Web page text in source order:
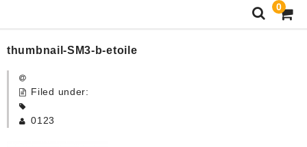
0
HOME
卒園記念品
thumbnail-SM3-b-etoile
Filed under:
0123